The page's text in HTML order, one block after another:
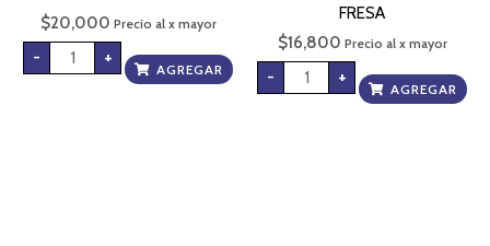
$20,000 Precio al x mayor
- +
AGREGAR
FRESA
$16,800 Precio al x mayor
- +
AGREGAR